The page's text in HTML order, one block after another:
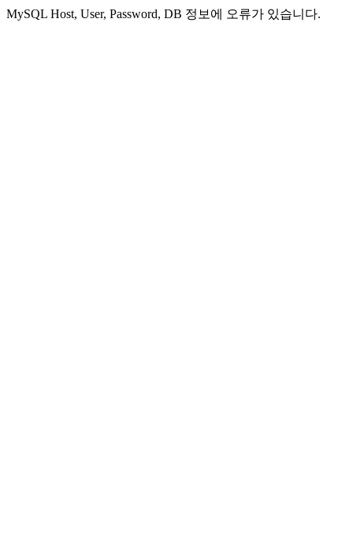
MySQL Host, User, Password, DB 정보에 오류가 있습니다.